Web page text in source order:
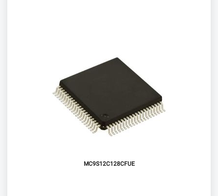
MC9S12C128CFUE